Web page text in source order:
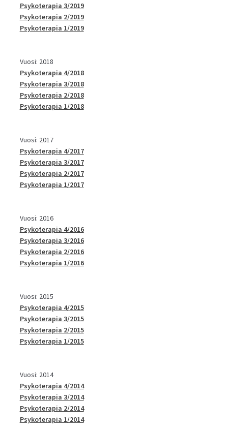
Psykoterapia 3/2019
Psykoterapia 2/2019
Psykoterapia 1/2019
Vuosi: 2018
Psykoterapia 4/2018
Psykoterapia 3/2018
Psykoterapia 2/2018
Psykoterapia 1/2018
Vuosi: 2017
Psykoterapia 4/2017
Psykoterapia 3/2017
Psykoterapia 2/2017
Psykoterapia 1/2017
Vuosi: 2016
Psykoterapia 4/2016
Psykoterapia 3/2016
Psykoterapia 2/2016
Psykoterapia 1/2016
Vuosi: 2015
Psykoterapia 4/2015
Psykoterapia 3/2015
Psykoterapia 2/2015
Psykoterapia 1/2015
Vuosi: 2014
Psykoterapia 4/2014
Psykoterapia 3/2014
Psykoterapia 2/2014
Psykoterapia 1/2014